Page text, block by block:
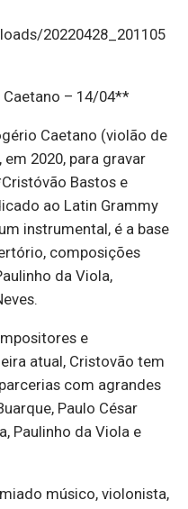
20220428_201105
– 14/04**
Caetano (violão de
2020, para gravar
Bastos e
ao Latin Grammy
instrumental, é a base
composições
da Viola,
e
atual, Cristovão tem
com agrandes
Paulo César
Paulinho da Viola e
músico, violonista,